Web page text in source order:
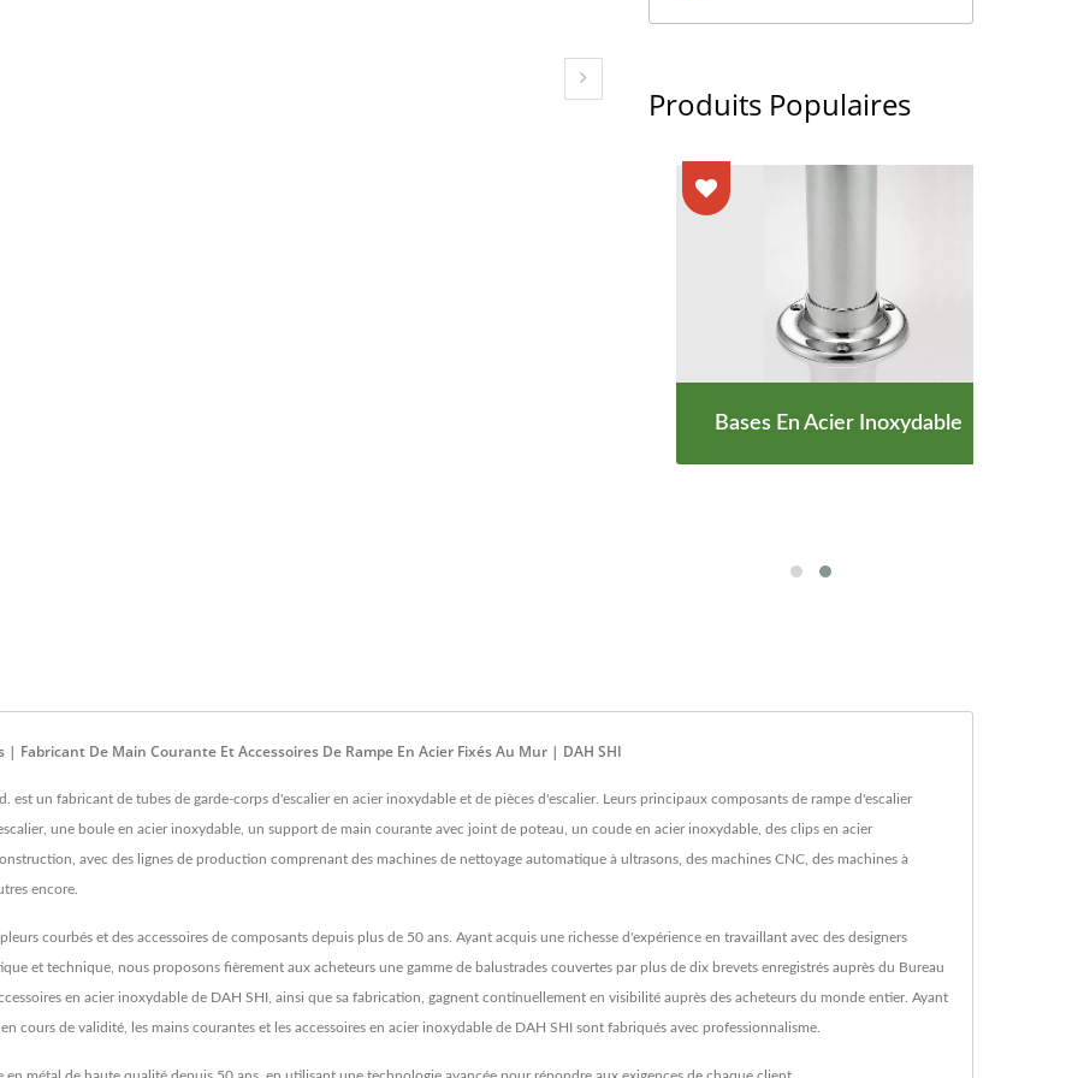
Produits Populaires
Bases En Acier Inoxydable
Fabricant De Main Courante Et Accessoires De Rampe En Acier Fixés Au Mur | DAH SHI
est un fabricant de tubes de garde-corps d'escalier en acier inoxydable et de pièces d'escalier. Leurs principaux composants de rampe d'escalier
une boule en acier inoxydable, un support de main courante avec joint de poteau, un coude en acier inoxydable, des clips en acier
avec des lignes de production comprenant des machines de nettoyage automatique à ultrasons, des machines CNC, des machines à
encore.
courbés et des accessoires de composants depuis plus de 50 ans. Ayant acquis une richesse d'expérience en travaillant avec des designers
et technique, nous proposons fièrement aux acheteurs une gamme de balustrades couvertes par plus de dix brevets enregistrés auprès du Bureau
en acier inoxydable de DAH SHI, ainsi que sa fabrication, gagnent continuellement en visibilité auprès des acheteurs du monde entier. Ayant
cours de validité, les mains courantes et les accessoires en acier inoxydable de DAH SHI sont fabriqués avec professionnalisme.